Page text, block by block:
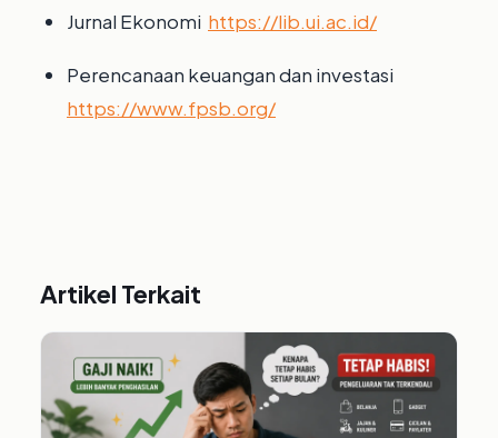
Jurnal Ekonomi https://lib.ui.ac.id/
Perencanaan keuangan dan investasi
https://www.fpsb.org/
Artikel Terkait